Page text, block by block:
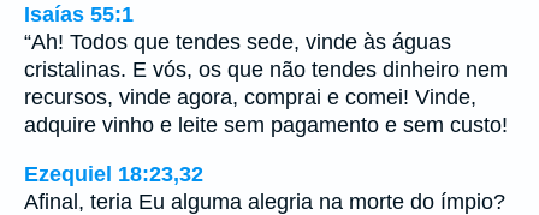
Isaías 55:1
“Ah! Todos que tendes sede, vinde às águas
cristalinas. E vós, os que não tendes dinheiro nem
recursos, vinde agora, comprai e comei! Vinde,
adquire vinho e leite sem pagamento e sem custo!
Ezequiel 18:23,32
Afinal, teria Eu alguma alegria na morte do ímpio?